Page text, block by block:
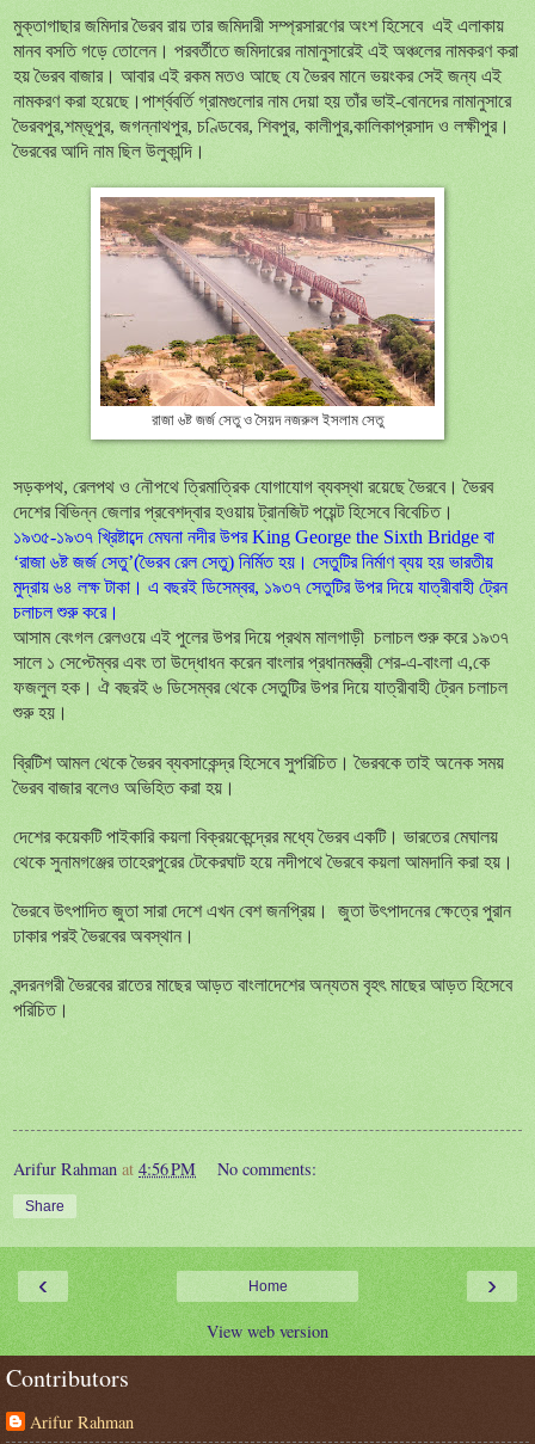
মুক্তাগাছার জমিদার ভৈরব রায় তার জমিদারী সম্প্রসারণের অংশ হিসেবে এই এলাকায়
মানব বসতি গড়ে তোলেন। পরবর্তীতে জমিদারের নামানুসারেই এই অঞ্চলের নামকরণ করা
হয় ভৈরব বাজার। আবার এই রকম মতও আছে যে ভৈরব মানে ভয়ংকর সেই জন্য এই
নামকরণ করা হয়েছে।পার্শ্ববর্তি গ্রামগুলোর নাম দেয়া হয় তাঁর ভাই-বোনদের নামানুসারে
ভৈরবপুর,শম্ভূপুর, জগন্নাথপুর, চণ্ডিবের, শিবপুর, কালীপুর,কালিকাপ্রসাদ ও লক্ষীপুর।
ভৈরবের আদি নাম ছিল উলুকান্দি।
রাজা ৬ষ্ট জর্জ সেতু ও সৈয়দ নজরুল ইসলাম সেতু
সড়কপথ, রেলপথ ও নৌপথে ত্রিমাত্রিক যোগাযোগ ব্যবস্থা রয়েছে ভৈরবে। ভৈরব
দেশের বিভিন্ন জেলার প্রবেশদ্বার হওয়ায় ট্রানজিট পয়েন্ট হিসেবে বিবেচিত।
১৯৩৫-১৯৩৭ খ্রিষ্টাব্দে মেঘনা নদীর উপরKing George the Sixth Bridge বা
‘রাজা ৬ষ্ট জর্জ সেতু’(ভৈরব রেল সেতু) নির্মিত হয়। সেতুটির নির্মাণ ব্যয় হয় ভারতীয়
মুদ্রায় ৬৪ লক্ষ টাকা। এ বছরই ডিসেম্বর, ১৯৩৭ সেতুটির উপর দিয়ে যাত্রীবাহী ট্রেন
চলাচল শুরু করে।
আসাম বেংগল রেলওয়ে এই পুলের উপর দিয়ে প্রথম মালগাড়ী চলাচল শুরু করে ১৯৩৭
সালে ১ সেপ্টেম্বর এবং তা উদ্ধোধন করেন বাংলার প্রধানমন্ত্রী শের-এ-বাংলা এ,কে
ফজলুল হক। ঐ বছরই ৬ ডিসেম্বর থেকে সেতুটির উপর দিয়ে যাত্রীবাহী ট্রেন চলাচল
শুরু হয়।
ব্রিটিশ আমল থেকে ভৈরব ব্যবসাকেন্দ্র হিসেবে সুপরিচিত। ভৈরবকে তাই অনেক সময়
ভৈরব বাজার বলেও অভিহিত করা হয়।
দেশের কয়েকটি পাইকারি কয়লা বিক্রয়কেন্দ্রের মধ্যে ভৈরব একটি। ভারতের মেঘালয়
থেকে সুনামগঞ্জের তাহেরপুরের টেকেরঘাট হয়ে নদীপথে ভৈরবে কয়লা আমদানি করা হয়।
ভৈরবে উৎপাদিত জুতা সারা দেশে এখন বেশ জনপ্রিয়। জুতা উৎপাদনের ক্ষেত্রেপুরান
ঢাকার পরই ভৈরবের অবস্থান।
বন্দরনগরী ভৈরবের রাতের মাছের আড়ত বাংলাদেশের অন্যতম বৃহৎমাছের আড়ত হিসেবে
পরিচিত।
Arifur Rahman at 4:56 PM No comments:
Share
‹ ›
Home
View web version
Contributors
Arifur Rahman